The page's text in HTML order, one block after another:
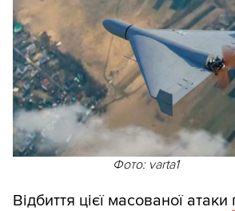
Фото: varta1
Відбиття цієї масованої атаки